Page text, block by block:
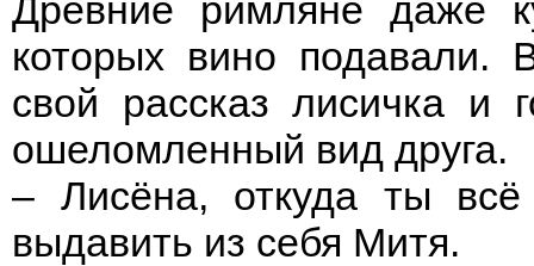
Древние римляне даже
которых вино подавали.
свой рассказ лисичка и
ошеломленный вид друга.
– Лисёна, откуда ты
выдавить из себя Митя.